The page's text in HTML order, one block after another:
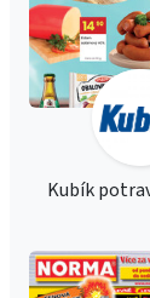
Kubík